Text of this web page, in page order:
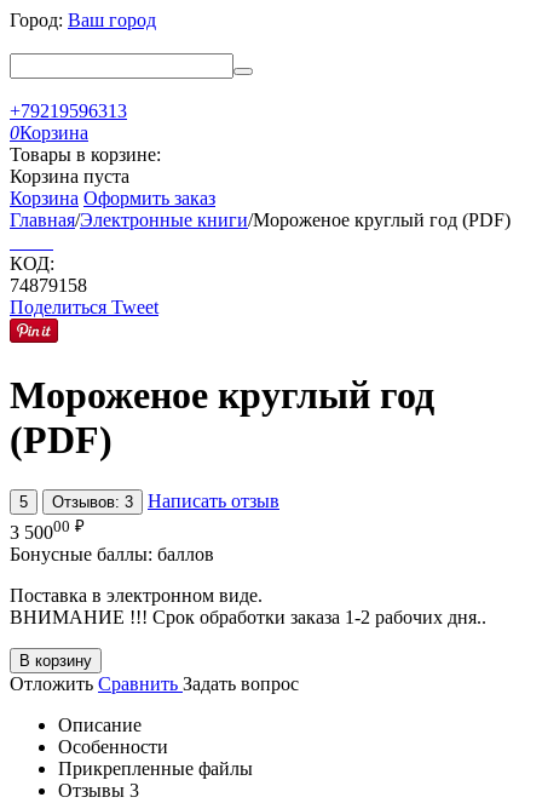
Город: Ваш город
+79219596313
0Корзина
Товары в корзине:
Корзина пуста
Корзина Оформить заказ
Главная/Электронные книги/Мороженое круглый год (PDF)
КОД:
74879158
Поделиться Tweet
Мороженое круглый год
(PDF)
5 Отзывов: 3
Написать отзыв
3 50000 ₽
Бонусные баллы: баллов
Поставка в электронном виде.
ВНИМАНИЕ !!! Срок обработки заказа 1-2 рабочих дня..
В корзину
Отложить Сравнить Задать вопрос
Описание
Особенности
Прикрепленные файлы
Отзывы 3